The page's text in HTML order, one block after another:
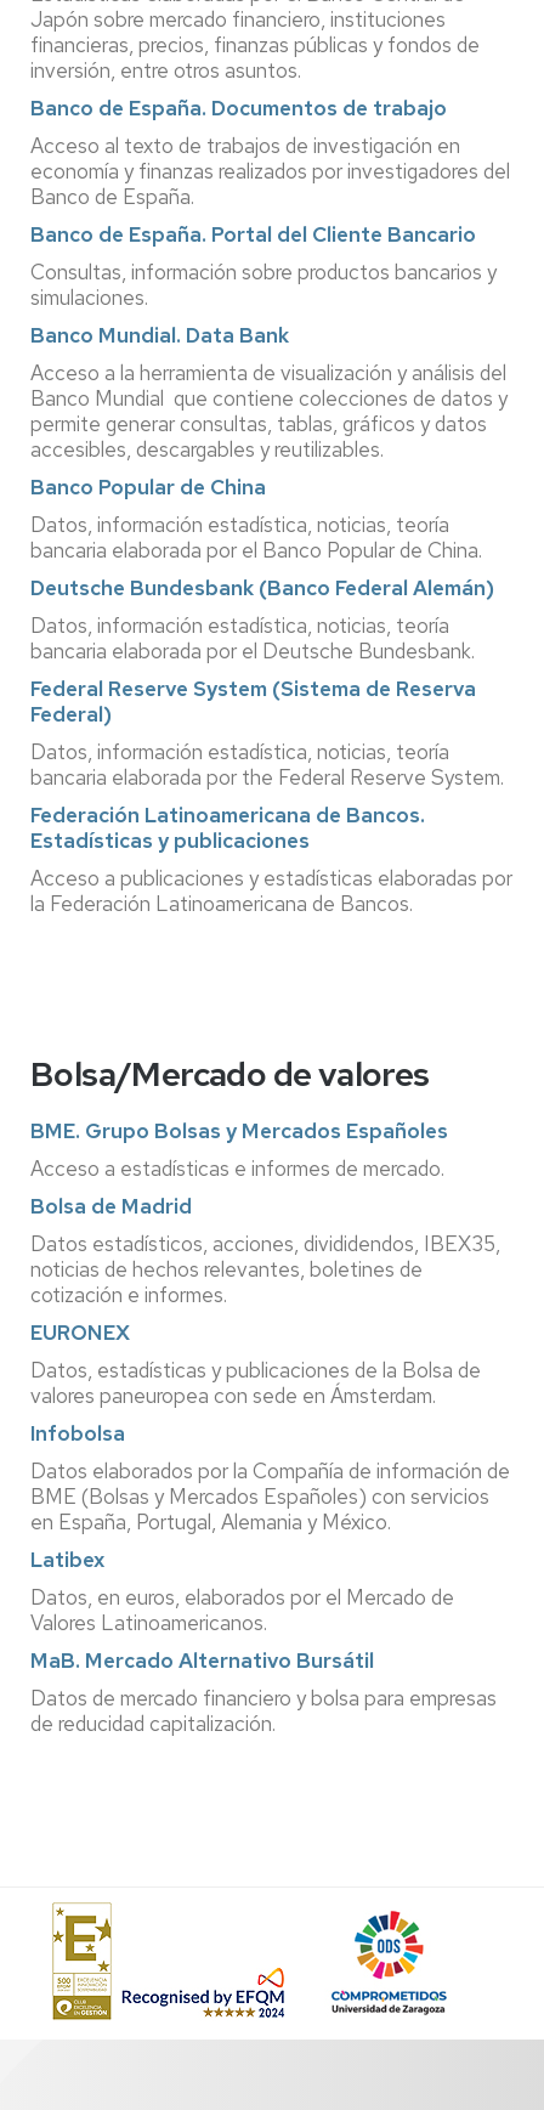
Japón sobre mercado financiero, instituciones
financieras, precios, finanzas públicas y fondos de
inversión, entre otros asuntos.
Banco de España. Documentos de trabajo
Acceso al texto de trabajos de investigación en
economía y finanzas realizados por investigadores del
Banco de España.
Banco de España. Portal del Cliente Bancario
Consultas, información sobre productos bancarios y
simulaciones.
Banco Mundial. Data Bank
Acceso a la herramienta de visualización y análisis del
Banco Mundial que contiene colecciones de datos y
permite generar consultas, tablas, gráficos y datos
accesibles, descargables y reutilizables.
Banco Popular de China
Datos, información estadística, noticias, teoría
bancaria elaborada por el Banco Popular de China.
Deutsche Bundesbank (Banco Federal Alemán)
Datos, información estadística, noticias, teoría
bancaria elaborada por el Deutsche Bundesbank.
Federal Reserve System (Sistema de Reserva
Federal)
Datos, información estadística, noticias, teoría
bancaria elaborada por the Federal Reserve System.
Federación Latinoamericana de Bancos.
Estadísticas y publicaciones
Acceso a publicaciones y estadísticas elaboradas por
la Federación Latinoamericana de Bancos.
Bolsa/Mercado de valores
BME. Grupo Bolsas y Mercados Españoles
Acceso a estadísticas e informes de mercado.
Bolsa de Madrid
Datos estadísticos, acciones, divididendos, IBEX35,
noticias de hechos relevantes, boletines de
cotización e informes.
EURONEX
Datos, estadísticas y publicaciones de la Bolsa de
valores paneuropea con sede en Ámsterdam.
Infobolsa
Datos elaborados por la Compañía de información de
BME (Bolsas y Mercados Españoles) con servicios
en España, Portugal, Alemania y México.
Latibex
Datos, en euros, elaborados por el Mercado de
Valores Latinoamericanos.
MaB. Mercado Alternativo Bursátil
Datos de mercado financiero y bolsa para empresas
de reducidad capitalización.